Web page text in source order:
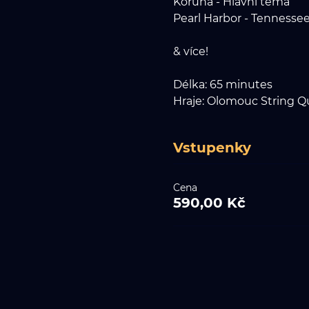
Pearl Harbor - Tennessee
& více!
Délka: 65 minutes
Hraje: Olomouc String
Vstupenky
Cena
590,00 Kč